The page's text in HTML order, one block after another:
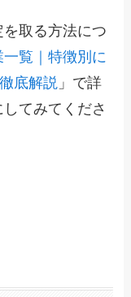
取る方法につ
覧｜特徴別に
底解説 」で詳
てみてくださ